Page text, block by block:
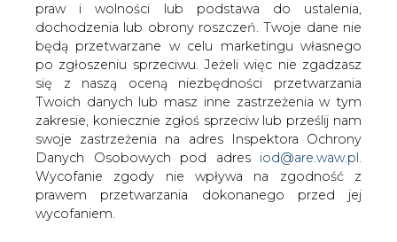
praw i wolności lub podstawa do ustalenia,
dochodzenia lub obrony roszczeń. Twoje dane nie
będą przetwarzane w celu marketingu własnego
po zgłoszeniu sprzeciwu. Jeżeli więc nie zgadzasz
się z naszą oceną niezbędności przetwarzania
Twoich danych lub masz inne zastrzeżenia w tym
zakresie, koniecznie zgłoś sprzeciw lub prześlij nam
swoje zastrzeżenia na adres Inspektora Ochrony
Danych Osobowych pod adres iod@are.waw.pl.
Wycofanie zgody nie wpływa na zgodność z
prawem przetwarzania dokonanego przed jej
wycofaniem.
Związek zawodowy "Kadra" działający
przy Kopani Pniówek wchodzącej w
skład Jastrzębskiej Spółki Węglowej
ujawnił pismo w sprawie zwołania
posiedzenia rady nadzorczej spółki, w
którego porządku obrad jest punkt o
zmianach w zarządzie spółki.
Datowane na ubiegłą sobotę pismo podpisane przez
przewodniczącą rady nadzorczej JSW Halinę Buk zwołuje
na 11 czerwca posiedzenie RN. Jak wynika z porządku
obrad, RN ma zająć się zmianami w zarządzie spółki.